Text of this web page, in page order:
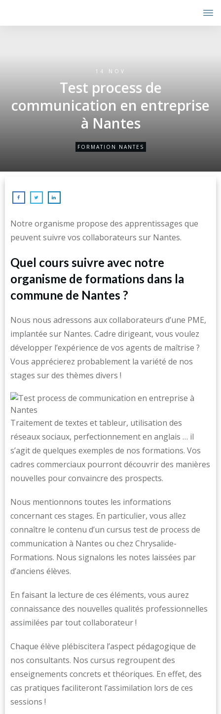
14 NOV
Test process de
communication en entreprise
à Nantes
FORMATION NANTES
Notre organisme propose des apprentissages que
peuvent suivre vos collaborateurs sur Nantes.
Quel cours suivre avec notre
organisme de formations dans la
commune de Nantes ?
Nous nous adressons aux collaborateurs d’une PME,
implantée sur Nantes. Cadre dirigeant, vous voulez
développer l’expérience de vos agents de maîtrise ?
Vous apprécierez probablement la variété de nos
stages sur des thèmes divers !
Traitement de textes et tableur, utilisation des
réseaux sociaux, perfectionnement en anglais … il
s’agit de quelques exemples de nos formations. Vos
cadres commerciaux pourront découvrir des manières
nouvelles pour convaincre des prospects.
Nous mentionnons toutes les informations
concernant ces stages. En particulier, vous allez
connaître le contenu d’un cursus test de process de
communication à Nantes ou chez Chrysalide-
Formations. Nous signalons les notes laissées par
d’anciens élèves.
En faisant la lecture de ces éléments, vous aurez
connaissance des nouvelles qualités professionnelles
assimilées par tout collaborateur !
Chaque élève plébiscitera l’aspect pédagogique de
nos consultants. Nos cursus regroupent des
enseignements concrets et théoriques. En effet, des
cas pratiques faciliteront l’assimilation lors de ces
sessions !